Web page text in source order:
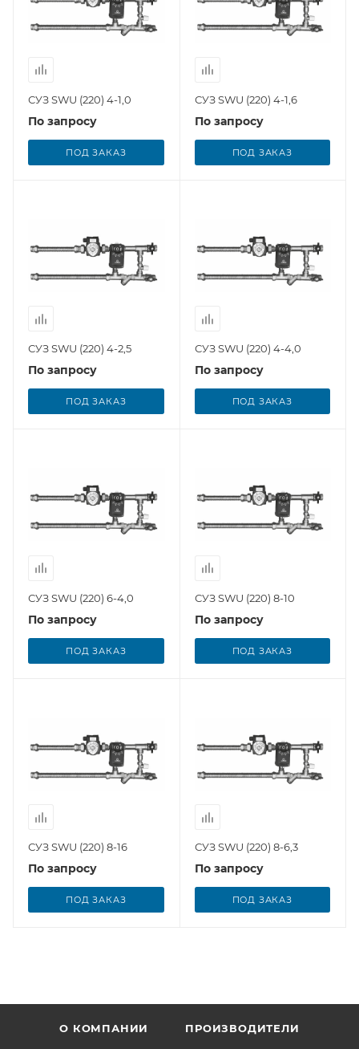
СУЗ SWU (220) 4-1,0
По запросу
ПОД ЗАКАЗ
СУЗ SWU (220) 4-1,6
По запросу
ПОД ЗАКАЗ
СУЗ SWU (220) 4-2,5
По запросу
ПОД ЗАКАЗ
СУЗ SWU (220) 4-4,0
По запросу
ПОД ЗАКАЗ
СУЗ SWU (220) 6-4,0
По запросу
ПОД ЗАКАЗ
СУЗ SWU (220) 8-10
По запросу
ПОД ЗАКАЗ
СУЗ SWU (220) 8-16
По запросу
ПОД ЗАКАЗ
СУЗ SWU (220) 8-6,3
По запросу
ПОД ЗАКАЗ
О КОМПАНИИ ПРОИЗВОДИТЕЛИ